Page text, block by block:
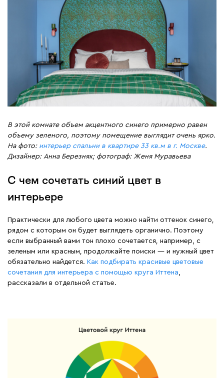
В этой комнате объем акцентного синего примерно равен
объему зеленого, поэтому помещение выглядит очень ярко.
На фото: интерьер спальни в квартире 33 кв.м в г. Москве.
Дизайнер: Анна Березняк; фотограф: Женя Муравьева
С чем сочетать синий цвет в
интерьере
Практически для любого цвета можно найти оттенок синего,
рядом с которым он будет выглядеть органично. Поэтому
если выбранный вами тон плохо сочетается, например, с
зеленым или красным, продолжайте поиски — и нужный цвет
обязательно найдется. Как подбирать красивые цветовые
сочетания для интерьера с помощью круга Иттена,
рассказали в отдельной статье.